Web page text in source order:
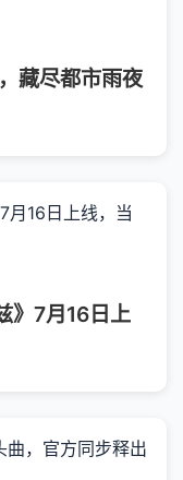
藏尽都市雨夜
》7月16日上